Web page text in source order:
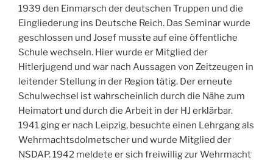
1939 den Einmarsch der deutschen Truppen und die
Eingliederung ins Deutsche Reich. Das Seminar wurde
geschlossen und Josef musste auf eine öffentliche
Schule wechseln. Hier wurde er Mitglied der
Hitlerjugend und war nach Aussagen von Zeitzeugen in
leitender Stellung in der Region tätig. Der erneute
Schulwechsel ist wahrscheinlich durch die Nähe zum
Heimatort und durch die Arbeit in der HJ erklärbar.
1941 ging er nach Leipzig, besuchte einen Lehrgang als
Wehrmachtsdolmetscher und wurde Mitglied der
NSDAP. 1942 meldete er sich freiwillig zur Wehrmacht